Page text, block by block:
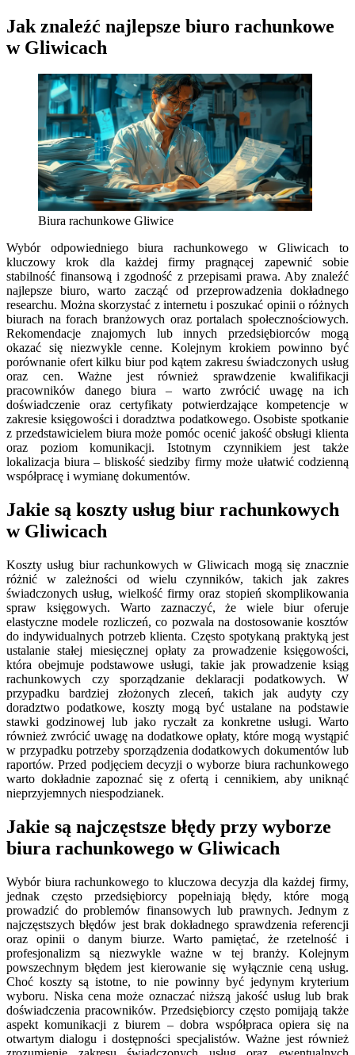
Jak znaleźć najlepsze biuro rachunkowe
w Gliwicach
Biura rachunkowe Gliwice
Wybór odpowiedniego biura rachunkowego w Gliwicach to
kluczowy krok dla każdej firmy pragnącej zapewnić sobie
stabilność finansową i zgodność z przepisami prawa. Aby znaleźć
najlepsze biuro, warto zacząć od przeprowadzenia dokładnego
researchu. Można skorzystać z internetu i poszukać opinii o różnych
biurach na forach branżowych oraz portalach społecznościowych.
Rekomendacje znajomych lub innych przedsiębiorców mogą
okazać się niezwykle cenne. Kolejnym krokiem powinno być
porównanie ofert kilku biur pod kątem zakresu świadczonych usług
oraz cen. Ważne jest również sprawdzenie kwalifikacji
pracowników danego biura – warto zwrócić uwagę na ich
doświadczenie oraz certyfikaty potwierdzające kompetencje w
zakresie księgowości i doradztwa podatkowego. Osobiste spotkanie
z przedstawicielem biura może pomóc ocenić jakość obsługi klienta
oraz poziom komunikacji. Istotnym czynnikiem jest także
lokalizacja biura – bliskość siedziby firmy może ułatwić codzienną
współpracę i wymianę dokumentów.
Jakie są koszty usług biur rachunkowych
w Gliwicach
Koszty usług biur rachunkowych w Gliwicach mogą się znacznie
różnić w zależności od wielu czynników, takich jak zakres
świadczonych usług, wielkość firmy oraz stopień skomplikowania
spraw księgowych. Warto zaznaczyć, że wiele biur oferuje
elastyczne modele rozliczeń, co pozwala na dostosowanie kosztów
do indywidualnych potrzeb klienta. Często spotykaną praktyką jest
ustalanie stałej miesięcznej opłaty za prowadzenie księgowości,
która obejmuje podstawowe usługi, takie jak prowadzenie ksiąg
rachunkowych czy sporządzanie deklaracji podatkowych. W
przypadku bardziej złożonych zleceń, takich jak audyty czy
doradztwo podatkowe, koszty mogą być ustalane na podstawie
stawki godzinowej lub jako ryczałt za konkretne usługi. Warto
również zwrócić uwagę na dodatkowe opłaty, które mogą wystąpić
w przypadku potrzeby sporządzenia dodatkowych dokumentów lub
raportów. Przed podjęciem decyzji o wyborze biura rachunkowego
warto dokładnie zapoznać się z ofertą i cennikiem, aby uniknąć
nieprzyjemnych niespodzianek.
Jakie są najczęstsze błędy przy wyborze
biura rachunkowego w Gliwicach
Wybór biura rachunkowego to kluczowa decyzja dla każdej firmy,
jednak często przedsiębiorcy popełniają błędy, które mogą
prowadzić do problemów finansowych lub prawnych. Jednym z
najczęstszych błędów jest brak dokładnego sprawdzenia referencji
oraz opinii o danym biurze. Warto pamiętać, że rzetelność i
profesjonalizm są niezwykle ważne w tej branży. Kolejnym
powszechnym błędem jest kierowanie się wyłącznie ceną usług.
Choć koszty są istotne, to nie powinny być jedynym kryterium
wyboru. Niska cena może oznaczać niższą jakość usług lub brak
doświadczenia pracowników. Przedsiębiorcy często pomijają także
aspekt komunikacji z biurem – dobra współpraca opiera się na
otwartym dialogu i dostępności specjalistów. Ważne jest również